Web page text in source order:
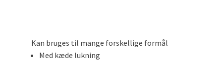
Kan bruges til mange forskellige formål
Med kæde lukning